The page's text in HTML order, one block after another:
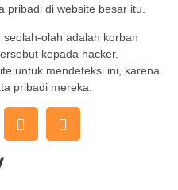
pribadi di website besar itu.
olah adalah korban
kepada hacker.
untuk mendeteksi ini, karena
pribadi mereka.